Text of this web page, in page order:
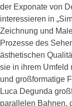
der Exponate von
interessieren in
Zeichnung und
Prozesse des
ästhetischen
sie in ihrem Umfeld
und großformatige
Luca Degunda
parallelen Bahnen,